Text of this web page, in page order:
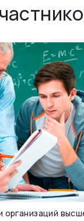
организаций